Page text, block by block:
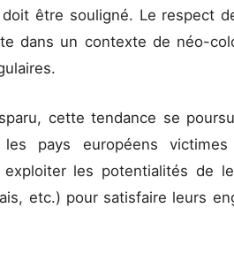
être souligné. Le respect
dans un contexte de néo-
cette tendance se
les pays européens
exploiter les potentialités de
etc.) pour satisfaire leurs